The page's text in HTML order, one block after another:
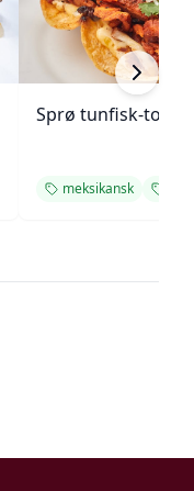
Sprø tunfisk-
meksikansk